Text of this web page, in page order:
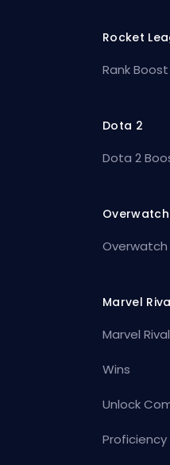
Rocket
Rank Boost
Dota 2
Dota 2
Overwatch
Marvel
Marvel
Wins
Unlock